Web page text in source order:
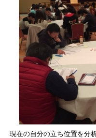
現在の自分の立ち位置を分